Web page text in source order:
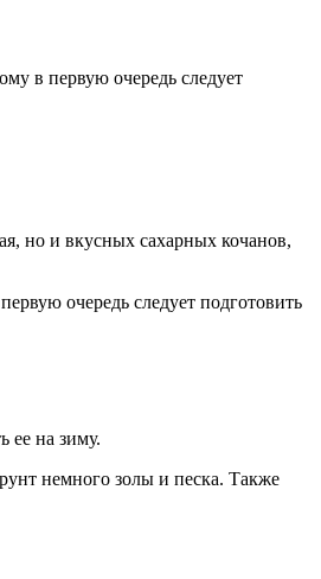
в первую очередь следует
но и вкусных сахарных кочанов,
очередь следует подготовить
ее на зиму.
немного золы и песка. Также